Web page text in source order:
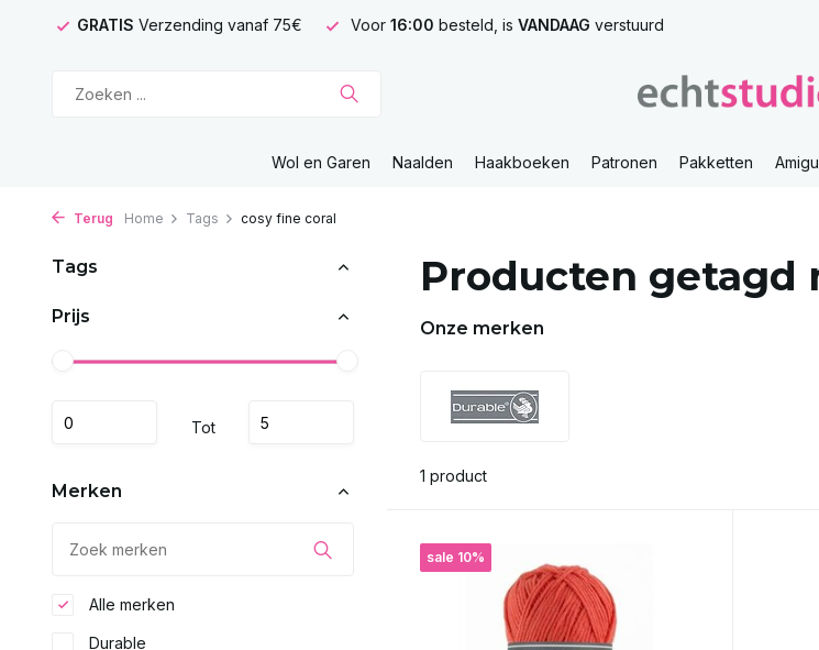
GRATIS Verzending vanaf 75€ Voor 16:00 besteld, is VANDAAG verstuurd
Wol en Garen Naalden Haakboeken Patronen Pakketten
Terug Home Tags cosy fine coral
Tags
Prijs
Tot
Merken
Alle merken
Durable
Producten getagd
Onze merken
1 product
sale 10%